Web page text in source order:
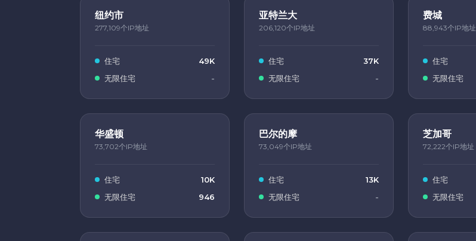
纽约市
277,109个IP地址
住宅
49K
无限住宅
-
亚特兰大
206,120个IP地址
住宅
37K
无限住宅
-
费城
88,943个IP地址
住宅
无限住宅
华盛顿
73,702个IP地址
住宅
10K
无限住宅
946
巴尔的摩
73,049个IP地址
住宅
13K
无限住宅
-
芝加哥
72,222个IP地址
住宅
无限住宅